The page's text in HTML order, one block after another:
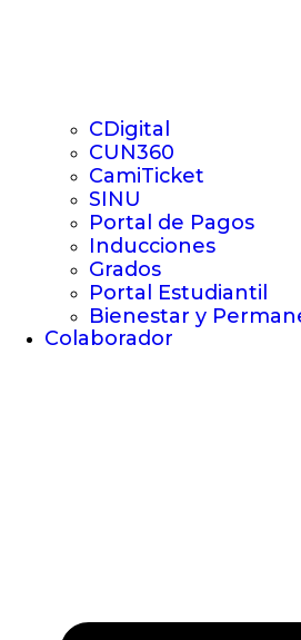
CDigital
CUN360
CamiTicket
SINU
Portal de Pagos
Inducciones
Grados
Portal Estudiantil
Bienestar y
Colaborador